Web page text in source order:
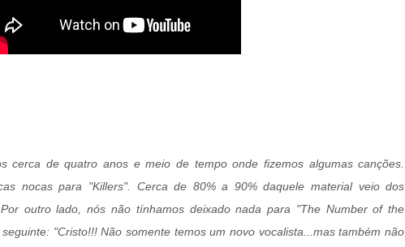
cerca de quatro anos e meio de tempo onde fizemos algumas canções.
nocas para "Killers". Cerca de 80% a 90% daquele material veio dos
outro lado, nós não tínhamos deixado nada para "The Number of the
"Cristo!!! Não somente temos um novo vocalista...mas também não